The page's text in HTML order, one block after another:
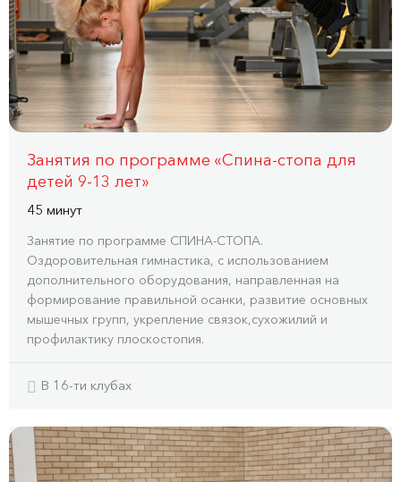
Занятия по программе «Спина-стопа для
детей 9-13 лет»
45 минут
Занятие по программе СПИНА-СТОПА.
Оздоровительная гимнастика, с использованием
дополнительного оборудования, направленная на
формирование правильной осанки, развитие основных
мышечных групп, укрепление связок,сухожилий и
профилактику плоскостопия.
В 16-ти клубах